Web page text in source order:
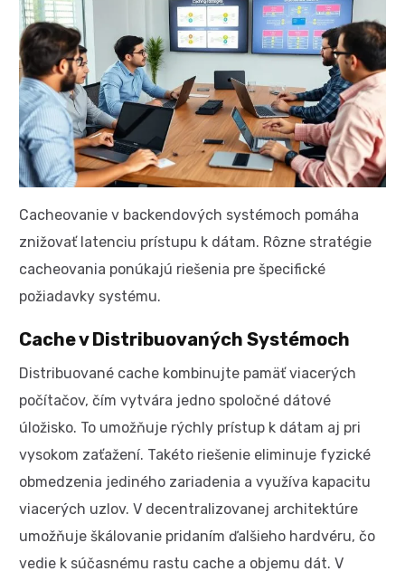
Cacheovanie v backendových systémoch pomáha
znižovať latenciu prístupu k dátam. Rôzne stratégie
cacheovania ponúkajú riešenia pre špecifické
požiadavky systému.
Cache v Distribuovaných Systémoch
Distribuované cache kombinujte pamäť viacerých
počítačov, čím vytvára jedno spoločné dátové
úložisko. To umožňuje rýchly prístup k dátam aj pri
vysokom zaťažení. Takéto riešenie eliminuje fyzické
obmedzenia jediného zariadenia a využíva kapacitu
viacerých uzlov. V decentralizovanej architektúre
umožňuje škálovanie pridaním ďalšieho hardvéru, čo
vedie k súčasnému rastu cache a objemu dát. V